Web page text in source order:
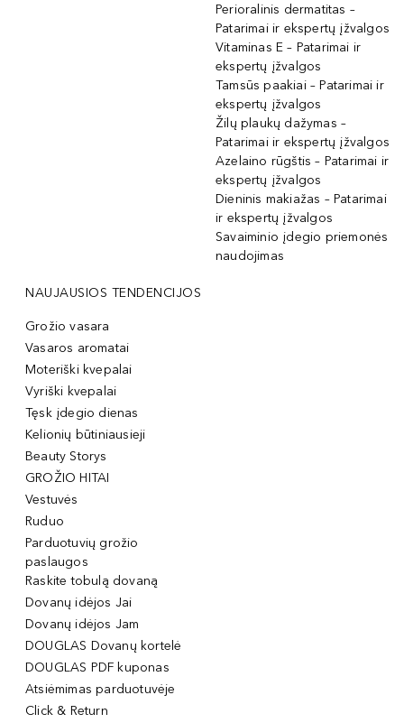
Perioralinis dermatitas –
Patarimai ir ekspertų įžvalgos
Vitaminas E – Patarimai ir
ekspertų įžvalgos
Tamsūs paakiai – Patarimai ir
ekspertų įžvalgos
Žilų plaukų dažymas –
Patarimai ir ekspertų įžvalgos
Azelaino rūgštis – Patarimai ir
ekspertų įžvalgos
Dieninis makiažas – Patarimai
ir ekspertų įžvalgos
Savaiminio įdegio priemonės
naudojimas
NAUJAUSIOS TENDENCIJOS
Grožio vasara
Vasaros aromatai
Moteriški kvepalai
Vyriški kvepalai
Tęsk įdegio dienas
Kelionių būtiniausieji
Beauty Storys
GROŽIO HITAI
Vestuvės
Ruduo
Parduotuvių grožio
paslaugos
Raskite tobulą dovaną
Dovanų idėjos Jai
Dovanų idėjos Jam
DOUGLAS Dovanų kortelė
DOUGLAS PDF kuponas
Atsiėmimas parduotuvėje
Click & Return